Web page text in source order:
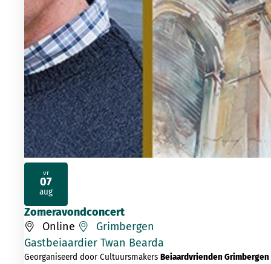
Zomeravondconcert
Online
Grimbergen
Gastbeiaardier Twan Bearda
Georganiseerd door Cultuursmakers Beiaardvrienden Grimbergen
vr
07
aug
2026